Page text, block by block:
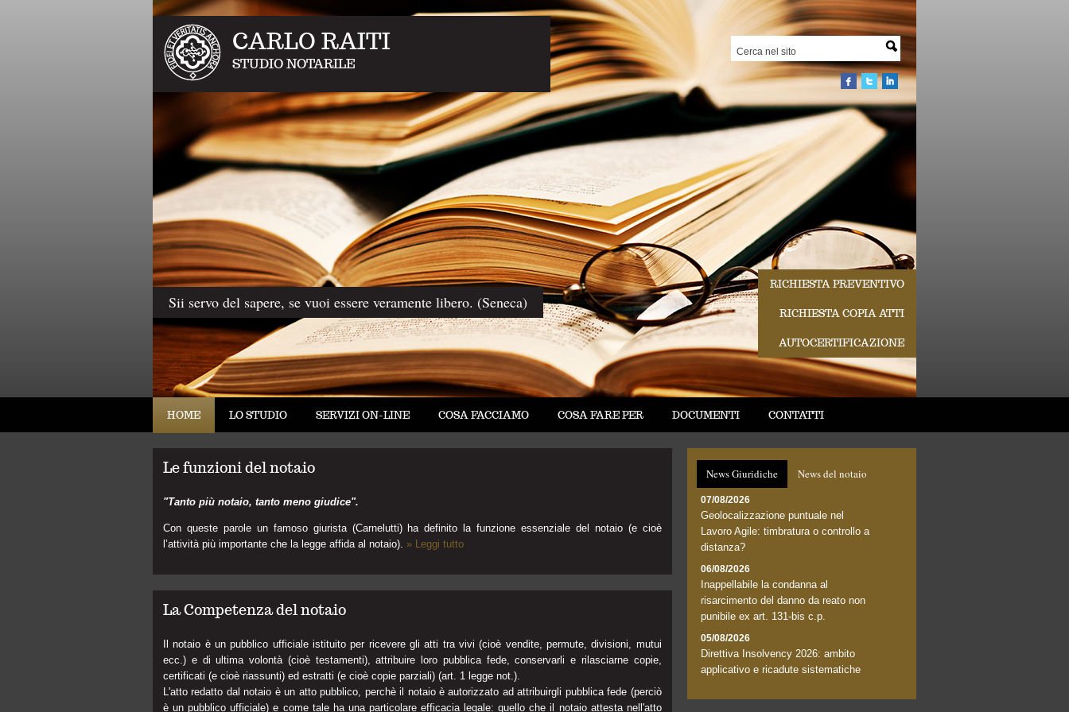
CARLO RAITI
STUDIO NOTARILE
Sii servo del sapere, se vuoi essere veramente libero. (Seneca)
RICHIESTA PREVENTIVO
RICHIESTA COPIA ATTI
AUTOCERTIFICAZIONE
HOME LO STUDIO SERVIZI ON-LINE COSA FACCIAMO COSA FARE PER DOCUMENTI CONTATTI
Le funzioni del notaio
"Tanto più notaio, tanto meno giudice".
Con queste parole un famoso giurista (Carnelutti) ha definito la funzione essenziale del notaio (e cioè
l’attività più importante che la legge affida al notaio). » Leggi tutto
La Competenza del notaio
Il notaio è un pubblico ufficiale istituito per ricevere gli atti tra vivi (cioè vendite, permute, divisioni, mutui
ecc.) e di ultima volontà (cioè testamenti), attribuire loro pubblica fede, conservarli e rilasciarne copie,
certificati (e cioè riassunti) ed estratti (e cioè copie parziali) (art. 1 legge not.).
L'atto redatto dal notaio è un atto pubblico, perchè il notaio è autorizzato ad attribuirgli pubblica fede (perciò
è un pubblico ufficiale) e come tale ha una particolare efficacia legale: quello che il notaio attesta nell'atto
News Giuridiche News del notaio
07/08/2026
Geolocalizzazione puntuale nel
Lavoro Agile: timbratura o controllo a
distanza?
06/08/2026
Inappellabile la condanna al
risarcimento del danno da reato non
punibile ex art. 131-bis c.p.
05/08/2026
Direttiva Insolvency 2026: ambito
applicativo e ricadute sistematiche